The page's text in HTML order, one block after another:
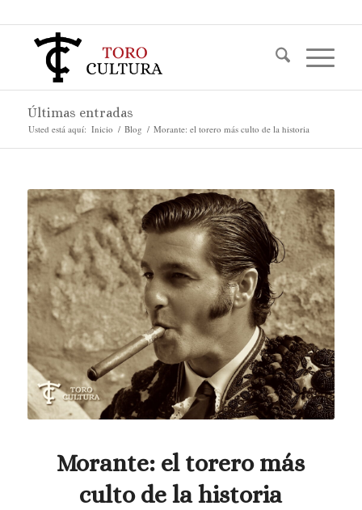
Últimas entradas
Usted está aquí: Inicio / Blog / Morante: el torero más culto de la historia
Morante: el torero más
culto de la historia